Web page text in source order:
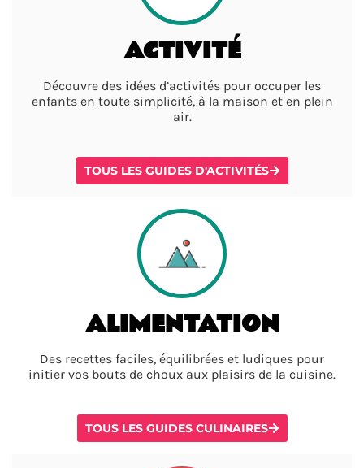
ACTIVITÉ
Découvre des idées d’activités pour occuper les
enfants en toute simplicité, à la maison et en plein
air.
TOUS LES GUIDES D'ACTIVITÉS
ALIMENTATION
Des recettes faciles, équilibrées et ludiques pour
initier vos bouts de choux aux plaisirs de la cuisine.
TOUS LES GUIDES CULINAIRES